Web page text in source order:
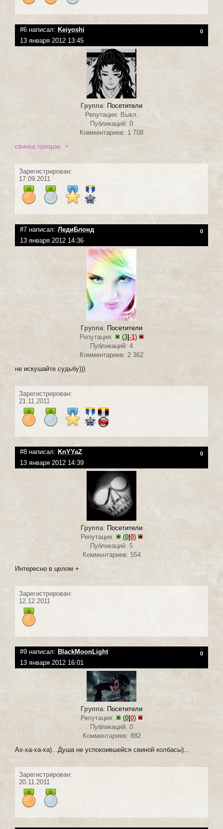
#6 написал: Keiyoshi 0
13 января 2012 13:45
Группа: Посетители
Репутация: Выкл.
Публикаций: 0
Комментариев: 1 708
свинка призрак. +
Зарегистрирован:
17.09.2011
#7 написал: ЛедиБлонд 0
13 января 2012 14:36
Группа: Посетители
Репутация:
(3| -1)
Публикаций: 4
Комментариев: 2 362
не искушайте судьбу)))
Зарегистрирован:
21.11.2011
#8 написал: KnYYaZ 0
13 января 2012 14:39
Группа: Посетители
Репутация:
(0| 0)
Публикаций: 5
Комментариев: 554
Интересно в целом +
Зарегистрирован:
12.12.2011
#9 написал: BlackMoonLight 0
13 января 2012 16:01
Группа: Посетители
Репутация:
(0| 0)
Публикаций: 0
Комментариев: 882
Ах-ха-ха-ха)...Душа не успокоившейся свиной колбасы)...
Зарегистрирован:
20.11.2011